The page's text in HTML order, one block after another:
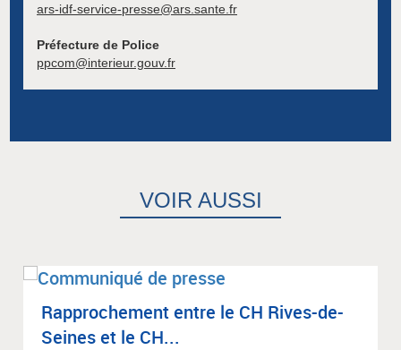
ars-idf-service-presse@ars.sante.fr
Préfecture de Police
ppcom@interieur.gouv.fr
VOIR AUSSI
Rap­pro­che­ment entre le CH Rives-de-
Seines et le CH...